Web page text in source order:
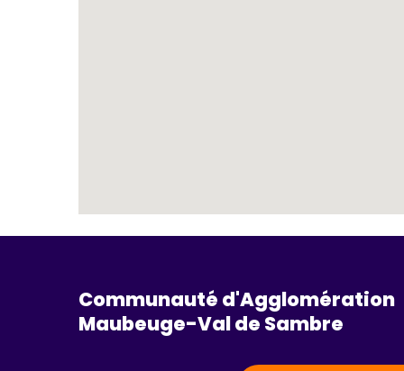
Communauté d'Agglomération
Maubeuge-Val de Sambre